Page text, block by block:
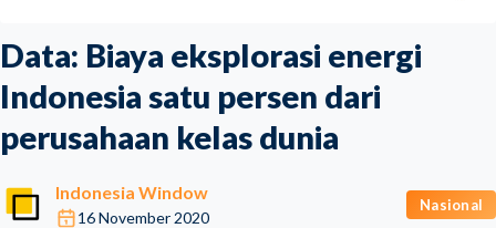
Data: Biaya eksplorasi energi
Indonesia satu persen dari
perusahaan kelas dunia
Indonesia Window
16 November 2020
Nasional